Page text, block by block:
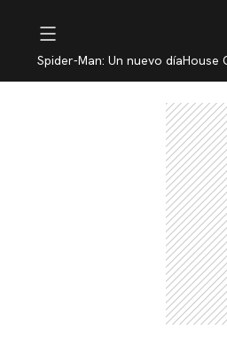
Spider-Man: Un nuevo díaHouse